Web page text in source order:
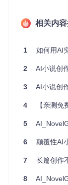
历史穿越小说
一位历史小说
校验服饰、称
题，最终作品
科幻系列作品：
hitecture.py定
基础设定时，
相关内
1 如何用AI突
2 AI小说创
3 AI小说创作
4 【亲测免
5
6 颠覆性AI小说
7 长篇创作不
8